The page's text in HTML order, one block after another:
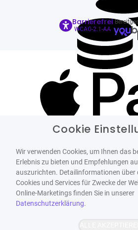
Barrierefrei
WCAG-2.1-AA
Cookie
Wir verwenden Cookies, um Ihnen das
Erlebnis zu bieten und Empfehlungen
auszurichten. Detailinformationen über
Cookies und Services für Zwecke der
Online-Marketings finden Sie in unserer
Datenschutzerklärung.
ALLE AKZEPTIEREN